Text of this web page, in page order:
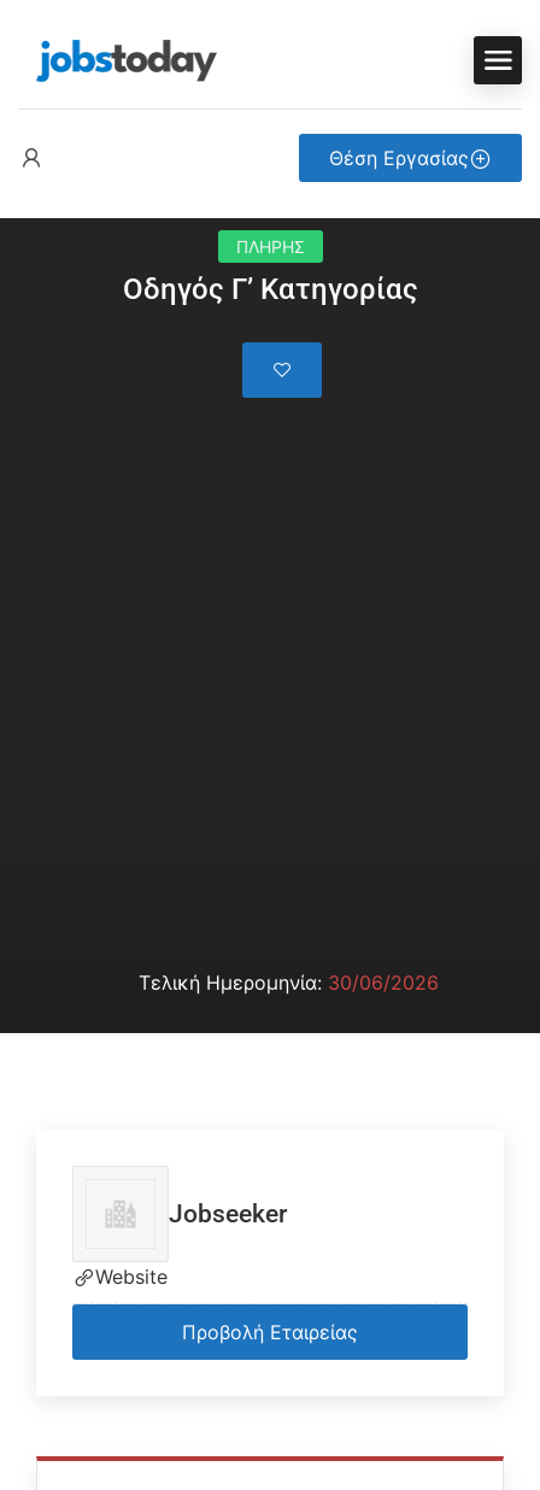
Θέση Εργασίας
ΠΛΗΡΗΣ
Οδηγός Γ’ Κατηγορίας
Τελική Ημερομηνία: 30/06/2026
Jobseeker
Website
Προβολή Εταιρείας